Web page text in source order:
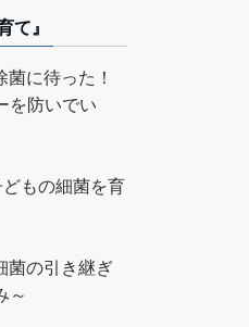
て』
に待った！
を防いでい
もの細菌を育
の引き継ぎ
～